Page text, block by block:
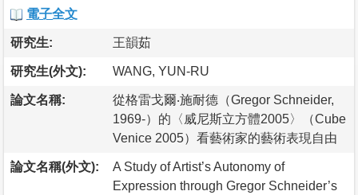
電子全文
研究生: 王韻茹
研究生(外文): WANG, YUN-RU
論文名稱:
從格雷戈爾‧施耐德（Gregor Schneider,
1969-）的〈威尼斯立方體2005〉（Cube
Venice 2005）看藝術家的藝術表現自由
論文名稱(外文):
A Study of Artist’s Autonomy of
Expression through Gregor Schneider’s